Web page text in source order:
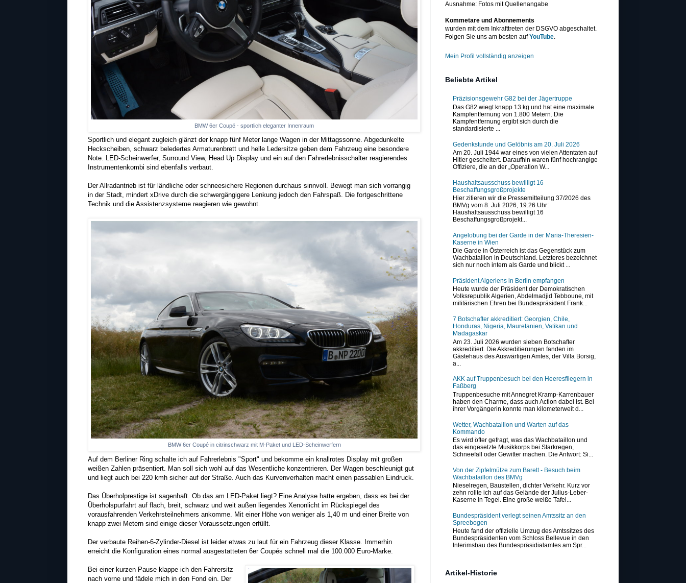
BMW 6er Coupé - sportlich eleganter Innenraum
Sportlich und elegant zugleich glänzt der knapp fünf Meter lange Wagen in der Mittagssonne. Abgedunkelte
Heckscheiben, schwarz beledertes Armaturenbrett und helle Ledersitze geben dem Fahrzeug eine besondere
Note. LED-Scheinwerfer, Surround View, Head Up Display und ein auf den Fahrerlebnisschalter reagierendes
Instrumentenkombi sind ebenfalls verbaut.
Der Allradantrieb ist für ländliche oder schneesichere Regionen durchaus sinnvoll. Bewegt man sich vorrangig
in der Stadt, mindert xDrive durch die schwergängigere Lenkung jedoch den Fahrspaß. Die fortgeschrittene
Technik und die Assistenzsysteme reagieren wie gewohnt.
BMW 6er Coupé in citrinschwarz mit M-Paket und LED-Scheinwerfern
Auf dem Berliner Ring schalte ich auf Fahrerlebnis "Sport" und bekomme ein knallrotes Display mit großen
weißen Zahlen präsentiert. Man soll sich wohl auf das Wesentliche konzentrieren. Der Wagen beschleunigt gut
und liegt auch bei 220 kmh sicher auf der Straße. Auch das Kurvenverhalten macht einen passablen Eindruck.
Das Überholprestige ist sagenhaft. Ob das am LED-Paket liegt? Eine Analyse hatte ergeben, dass es bei der
Überholspurfahrt auf flach, breit, schwarz und weit außen liegendes Xenonlicht im Rückspiegel des
vorausfahrenden Verkehrsteilnehmers ankomme. Mit einer Höhe von weniger als 1,40 m und einer Breite von
knapp zwei Metern sind einige dieser Voraussetzungen erfüllt.
Der verbaute Reihen-6-Zylinder-Diesel ist leider etwas zu laut für ein Fahrzeug dieser Klasse. Immerhin
erreicht die Konfiguration eines normal ausgestatteten 6er Coupés schnell mal die 100.000 Euro-Marke.
Bei einer kurzen Pause klappe ich den Fahrersitz
nach vorne und fädele mich in den Fond ein. Der
Ausnahme: Fotos mit Quellenangabe
Kommetare und Abonnements
wurden mit dem Inkrafttreten der DSGVO abgeschaltet.
Folgen Sie uns am besten aufYouTube.
Mein Profil vollständig anzeigen
Beliebte Artikel
Präzisionsgewehr G82 bei der Jägertruppe
Das G82 wiegt knapp 13 kg und hat eine maximale
Kampfentfernung von 1.800 Metern. Die
Kampfentfernung ergibt sich durch die
standardisierte ...
Gedenkstunde und Gelöbnis am 20. Juli 2026
Am 20. Juli 1944 war eines von vielen Attentaten auf
Hitler gescheitert. Daraufhin waren fünf hochrangige
Offiziere, die an der „Operation W...
Haushaltsausschuss bewilligt 16
Beschaffungsgroßprojekte
Hier zitieren wir die Pressemitteilung 37/2026 des
BMVg vom 8. Juli 2026, 19.26 Uhr:
Haushaltsausschuss bewilligt 16
Beschaffungsgroßprojekt...
Angelobung bei der Garde in der Maria-Theresien-
Kaserne in Wien
Die Garde in Österreich ist das Gegenstück zum
Wachbataillon in Deutschland. Letzteres bezeichnet
sich nur noch intern als Garde und blickt ...
Präsident Algeriens in Berlin empfangen
Heute wurde der Präsident der Demokratischen
Volksrepublik Algerien, Abdelmadjid Tebboune, mit
militärischen Ehren bei Bundespräsident Frank...
7 Botschafter akkreditiert: Georgien, Chile,
Honduras, Nigeria, Mauretanien, Vatikan und
Madagaskar
Am 23. Juli 2026 wurden sieben Botschafter
akkreditiert. Die Akkreditierungen fanden im
Gästehaus des Auswärtigen Amtes, der Villa Borsig,
a...
AKK auf Truppenbesuch bei den Heeresfliegern in
Faßberg
Truppenbesuche mit Annegret Kramp-Karrenbauer
haben den Charme, dass auch Action dabei ist. Bei
ihrer Vorgängerin konnte man kilometerweit d...
Wetter, Wachbataillon und Warten auf das
Kommando
Es wird öfter gefragt, was das Wachbataillon und
das eingesetzte Musikkorps bei Starkregen,
Schneefall oder Gewitter machen. Die Antwort: Si...
Von der Zipfelmütze zum Barett - Besuch beim
Wachbataillon des BMVg
Nieselregen, Baustellen, dichter Verkehr. Kurz vor
zehn rollte ich auf das Gelände der Julius-Leber-
Kaserne in Tegel. Eine große weiße Tafel...
Bundespräsident verlegt seinen Amtssitz an den
Spreebogen
Heute fand der offizielle Umzug des Amtssitzes des
Bundespräsidenten vom Schloss Bellevue in den
Interimsbau des Bundespräsidialamtes am Spr...
Artikel-Historie